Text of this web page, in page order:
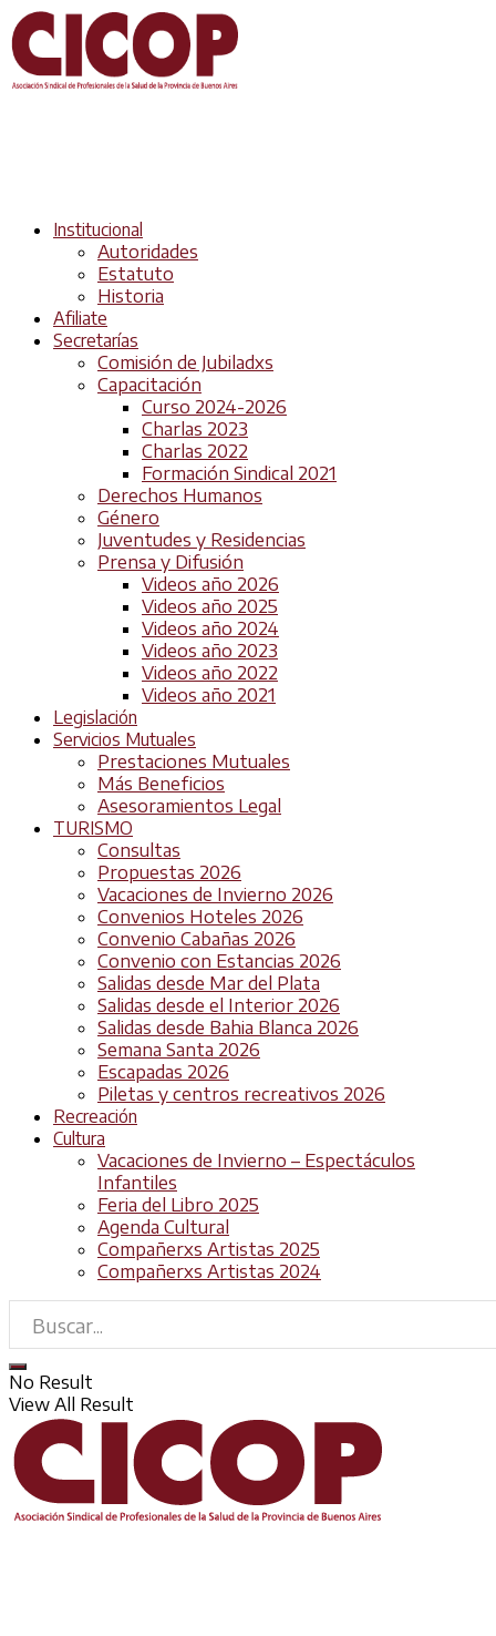
Institucional
Autoridades
Estatuto
Historia
Afiliate
Secretarías
Comisión de Jubiladxs
Capacitación
Curso 2024-2026
Charlas 2023
Charlas 2022
Formación Sindical 2021
Derechos Humanos
Género
Juventudes y Residencias
Prensa y Difusión
Videos año 2026
Videos año 2025
Videos año 2024
Videos año 2023
Videos año 2022
Videos año 2021
Legislación
Servicios Mutuales
Prestaciones Mutuales
Más Beneficios
Asesoramientos Legal
TURISMO
Consultas
Propuestas 2026
Vacaciones de Invierno 2026
Convenios Hoteles 2026
Convenio Cabañas 2026
Convenio con Estancias 2026
Salidas desde Mar del Plata
Salidas desde el Interior 2026
Salidas desde Bahia Blanca 2026
Semana Santa 2026
Escapadas 2026
Piletas y centros recreativos 2026
Recreación
Cultura
Vacaciones de Invierno – Espectáculos
Infantiles
Feria del Libro 2025
Agenda Cultural
Compañerxs Artistas 2025
Compañerxs Artistas 2024
No Result
View All Result